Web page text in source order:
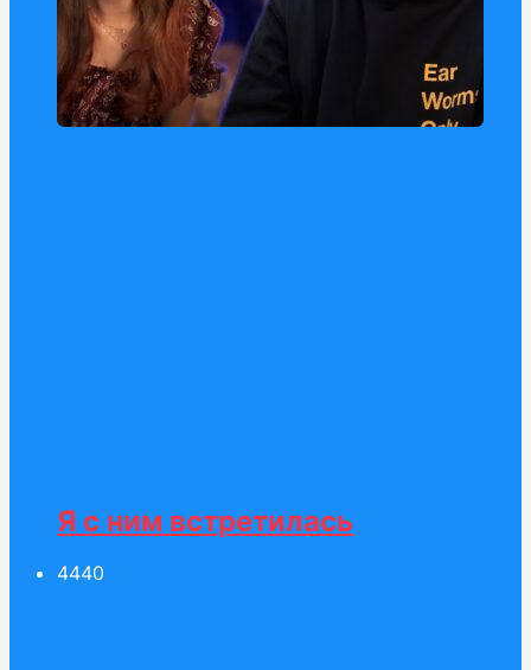
Я с ним встретилась
4440